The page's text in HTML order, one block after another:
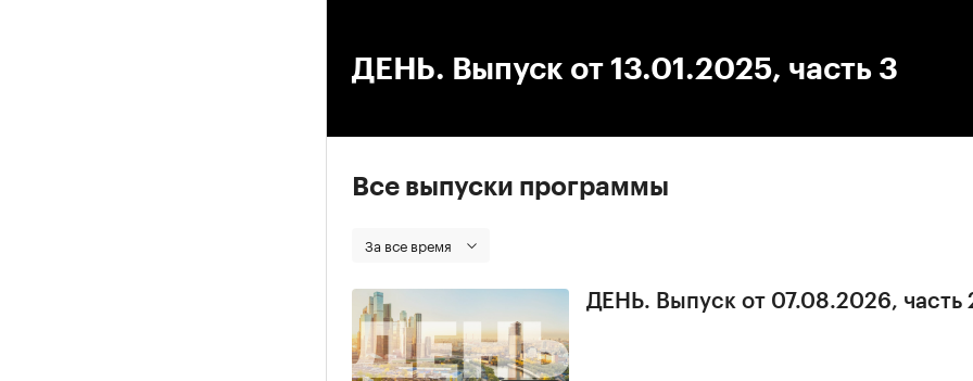
ДЕНЬ. Выпуск от 13.01.2025, часть 3
Все выпуски программы
За все время
ДЕНЬ. Выпуск от 07.08.2026, часть